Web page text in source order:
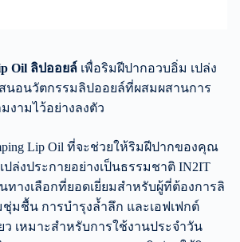
Oil ลิปออยล์ เพื่อริมฝีปากอวบอิ่ม เปล่ง
สนอนวัตกรรมลิปออยล์ที่ผสมผสานการ
งามไว้อย่างลงตัว
Lip Oil ที่จะช่วยให้ริมฝีปากของคุณ
ล่งประกายอย่างเป็นธรรมชาติ IN2IT
นทางเลือกที่ยอดเยี่ยมสำหรับผู้ที่ต้องการลิ
มชื้น การบำรุงล้ำลึก และเอฟเฟกต์
ว เหมาะสำหรับการใช้งานประจำวัน